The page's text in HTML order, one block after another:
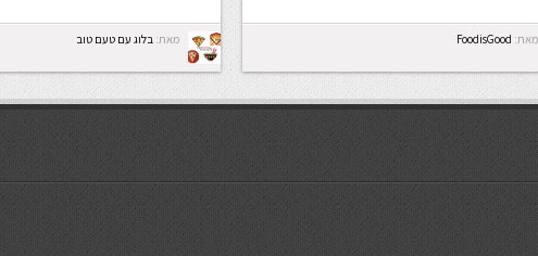
מאת: FoodisGood מאת: בלוג עם טעם טוב